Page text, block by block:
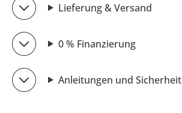
Lieferung & Versand
0 % Finanzierung
Anleitungen und Sicherheit